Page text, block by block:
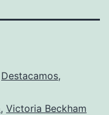
Destacamos,
, Victoria Beckham